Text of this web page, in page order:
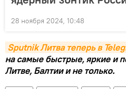
28 ноября 2024, 10:48
Sputnik Литва теперь в
на самые быстрые, яркие и
Литве, Балтии и не только.